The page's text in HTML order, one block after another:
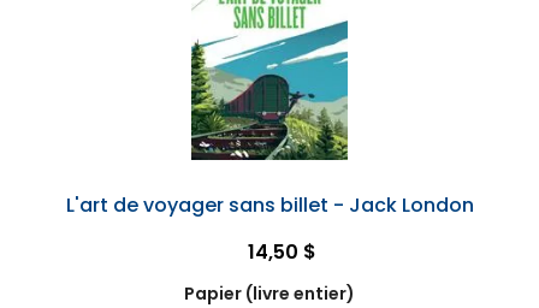
L'art de voyager sans billet - Jack London
14,50 $
Papier (livre entier)